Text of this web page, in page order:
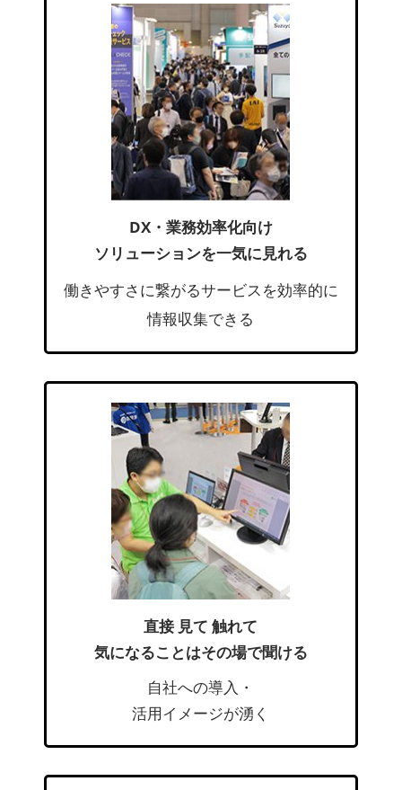
DX・業務効率化向け
ソリューションを一気に見れる
働きやすさに繋がるサービスを効率的に
情報収集できる
直接 見て 触れて
気になることはその場で聞ける
自社への導入・
活用イメージが湧く